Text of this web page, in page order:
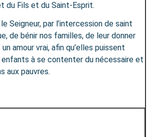
du Fils et du Saint-Esprit.
le Seigneur, par l’intercession de saint
de bénir nos familles, de leur donner
amour vrai, afin qu’elles puissent
enfants à se contenter du nécessaire et
aux pauvres.